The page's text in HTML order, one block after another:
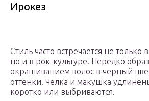
Ирокез
Стиль часто встречается не только
но и в рок-культуре. Нередко
окрашиванием волос в черный
оттенки. Челка и макушка
коротко или выбриваются.